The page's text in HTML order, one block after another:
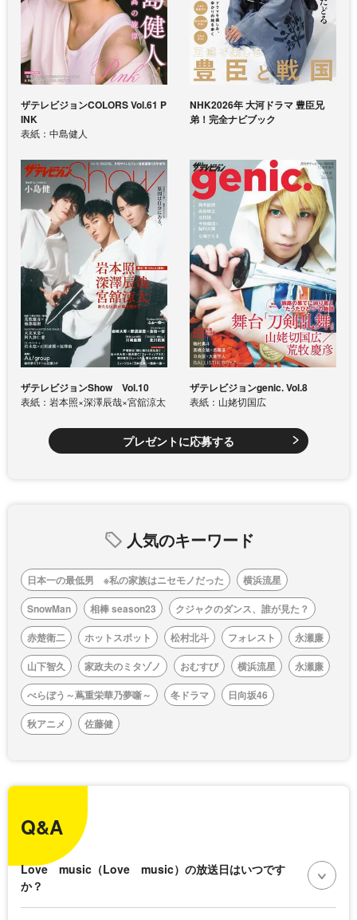
ザテレビジョンCOLORS Vol.61 P
INK
表紙：中島健人
NHK2026年 大河ドラマ 豊臣兄
弟！完全ナビブック
ザテレビジョンShow Vol.10
表紙：岩本照×深澤辰哉×宮舘涼太
ザテレビジョンgenic. Vol.8
表紙：山姥切国広
プレゼントに応募する
人気のキーワード
日本一の最低男 ※私の家族はニセモノだった
横浜流星
SnowMan
相棒 season23
クジャクのダンス、誰が見た？
赤楚衛二
ホットスポット 松村北斗 フォレスト
永瀬廉
山下智久
家政夫のミタゾノ おむすび 横浜流星
永瀬廉
べらぼう～蔦重栄華乃夢噺～
冬ドラマ
日向坂46
秋アニメ
佐藤健
Q&A
Love music（Love music）の放送日はいつです
か？